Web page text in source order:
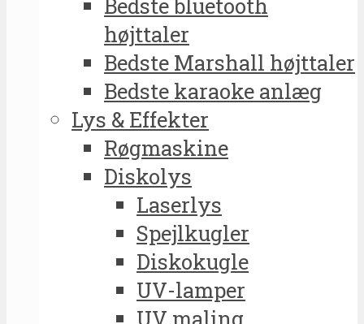
højttaler
Bedste Marshall højttaler
Bedste karaoke anlæg
Lys & Effekter
Røgmaskine
Diskolys
Laserlys
Spejlkugler
Diskokugle
UV-lamper
UV maling